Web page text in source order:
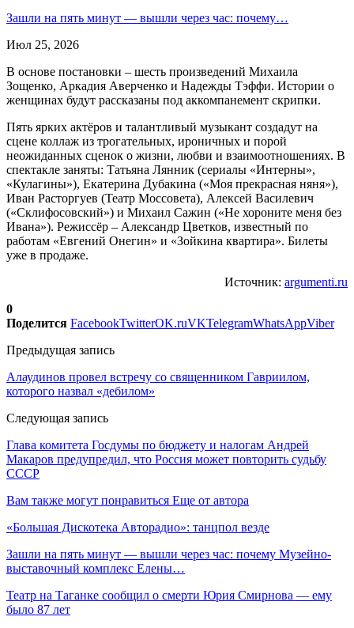
Зашли на пять минут — вышли через час: почему…
Июл 25, 2026
В основе постановки – шесть произведений Михаила
Зощенко, Аркадия Аверченко и Надежды Тэффи. Истории о
женщинах будут рассказаны под аккомпанемент скрипки.
Пять ярких актёров и талантливый музыкант создадут на
сцене коллаж из трогательных, ироничных и порой
неожиданных сценок о жизни, любви и взаимоотношениях. В
спектакле заняты: Татьяна Лянник (сериалы «Интерны»,
«Кулагины»), Екатерина Дубакина («Моя прекрасная няня»),
Иван Расторгуев (Театр Моссовета), Алексей Василевич
(«Склифосовский») и Михаил Сажин («Не хороните меня без
Ивана»). Режиссёр – Александр Цветков, известный по
работам «Евгений Онегин» и «Зойкина квартира». Билеты
уже в продаже.
Источник: argumenti.ru
0
Поделится FacebookTwitterOK.ruVKTelegramWhatsAppViber
Предыдущая запись
Алаудинов провел встречу со священником Гавриилом,
которого назвал «дебилом»
Следующая запись
Глава комитета Госдумы по бюджету и налогам Андрей
Макаров предупредил, что Россия может повторить судьбу
СССР
Вам также могут понравиться Еще от автора
«Большая Дискотека Авторадио»: танцпол везде
Зашли на пять минут — вышли через час: почему Музейно-
выставочный комплекс Елены…
Театр на Таганке сообщил о смерти Юрия Смирнова — ему
было 87 лет